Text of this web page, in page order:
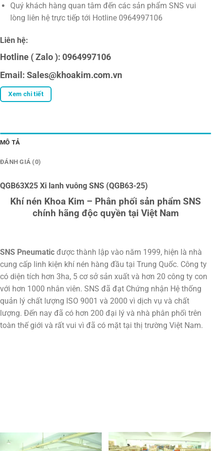
Quý khách hàng quan tâm đến các sản phẩm SNS vui
lòng liên hệ trực tiếp tới Hotline 0964997106
Liên hệ:
Hotline ( Zalo ): 0964997106
Email: Sales@khoakim.com.vn
Xem chi tiết
MÔ TẢ
ĐÁNH GIÁ (0)
QGB63X25 Xi lanh vuông SNS (QGB63-25)
Khí nén Khoa Kim – Phân phối sản phẩm SNS
chính hãng độc quyền tại Việt Nam
SNS Pneumatic được thành lập vào năm 1999, hiện là nhà
cung cấp linh kiện khí nén hàng đầu tại Trung Quốc. Công ty
có diện tích hơn 3ha, 5 cơ sở sản xuất và hơn 20 công ty con
với hơn 1000 nhân viên. SNS đã đạt Chứng nhận Hệ thống
quản lý chất lượng ISO 9001 và 2000 vì dịch vụ và chất
lượng. Đến nay đã có hơn 200 đại lý và nhà phân phối trên
toàn thế giới và rất vui vì đã có mặt tại thị trường Việt Nam.